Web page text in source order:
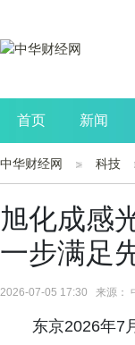
首页 新闻
公司 生活
中华财经网 科技
旭化成感
一步满足
2026-07-05 17:30 来源：
东京2026年7